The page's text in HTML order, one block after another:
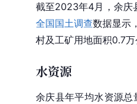
截至2023年4月，余庆
全国国土调查数据显示
村及工矿用地面积0.7
水资源
余庆县年平均水资源